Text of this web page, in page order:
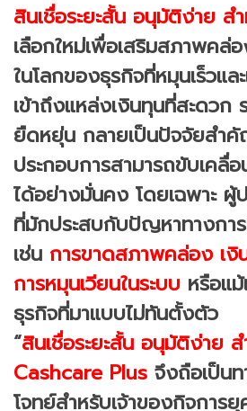
สินเชื่อระยะสั้น อนุมัติง่าย ส
เลือกใหม่เพื่อเสริมสภาพคล่
ในโลกของธุรกิจที่หมุนเร็วแ
เข้าถึงแหล่งเงินทุนที่สะดวก
ยืดหยุ่น กลายเป็นปัจจัยสำ
ประกอบการสามารถขับเคลื่
ได้อย่างมั่นคง โดยเฉพาะ ผู้
ที่มักประสบกับปัญหาทางการ
เช่น การขาดสภาพคล่อง เงิ
การหมุนเวียนในระบบ หรือแ
ธุรกิจที่มาแบบไม่ทันตั้งตัว
“สินเชื่อระยะสั้น อนุมัติง่าย
Cashcare Plus จึงถือเป็น
โจทย์สำหรับเจ้าของกิจการ